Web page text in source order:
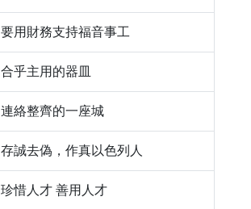
要用財務支持福音事工
合乎主用的器皿
連絡整齊的一座城
​存誠去偽，作真以色列人
​珍惜人才 善用人才